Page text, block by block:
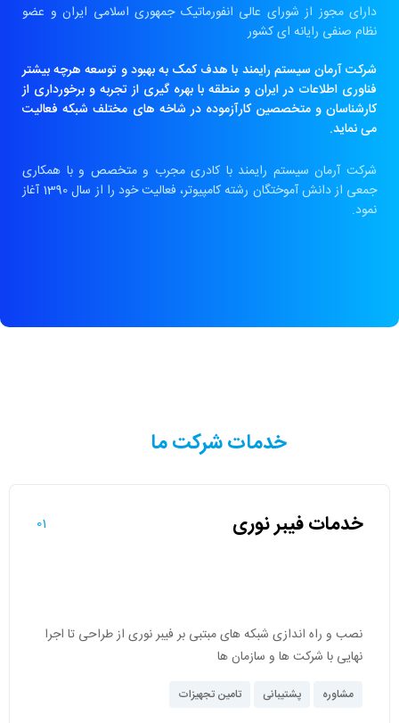
دارای مجوز از شورای عالی انفورماتیک جمهوری اسلامی ایران و عضو
نظام صنفی رایانه ای کشور
شرکت آرمان سیستم رایمند با هدف کمک به بهبود و توسعه هرچه بیشتر
فناوری اطلاعات در ایران و منطقه با بهره گیری از تجربه و برخورداری از
کارشناسان و متخصصین کارآزموده در شاخه های مختلف شبکه فعالیت
می نماید.
شرکت آرمان سیستم رایمند با کادری مجرب و متخصص و با همکاری
جمعی از دانش آموختگان رشته کامپیوتر، فعالیت خود را از سال 1390 آغاز
نمود.
خدمات شرکت ما
خدمات فیبر نوری 01
نصب و راه‌ اندازی شبکه های مبتبی بر فیبر نوری از طراحی تا اجرا
نهایی با شرکت ها و سازمان ها
مشاوره پشتیبانی تامین تجهیزات